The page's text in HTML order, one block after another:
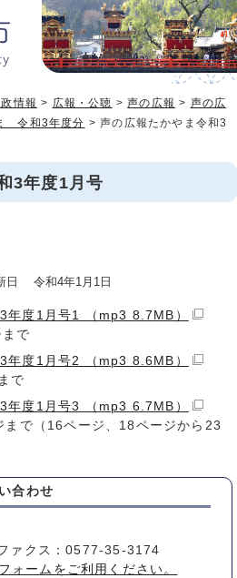
情報 > 広報・公聴 >声の広報 > 声の広
令和3年度分 > 声の広報たかやま令和3
3年度1月号
令和4年1月1日
年度1月号1 （mp3 8.7MB）
で
年度1月号2 （mp3 8.6MB）
で
年度1月号3 （mp3 6.7MB）
まで（16ページ、18ページから23
合わせ
クス：0577-35-3174
ォームをご利用ください。